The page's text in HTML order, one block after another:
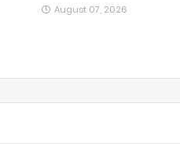
August 07, 2026